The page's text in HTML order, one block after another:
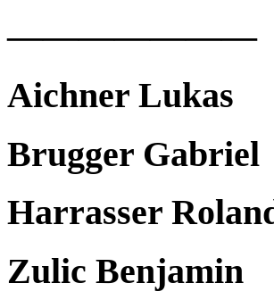
———————
Aichner Lukas
Brugger Gabriel
Harrasser
Zulic Benjamin